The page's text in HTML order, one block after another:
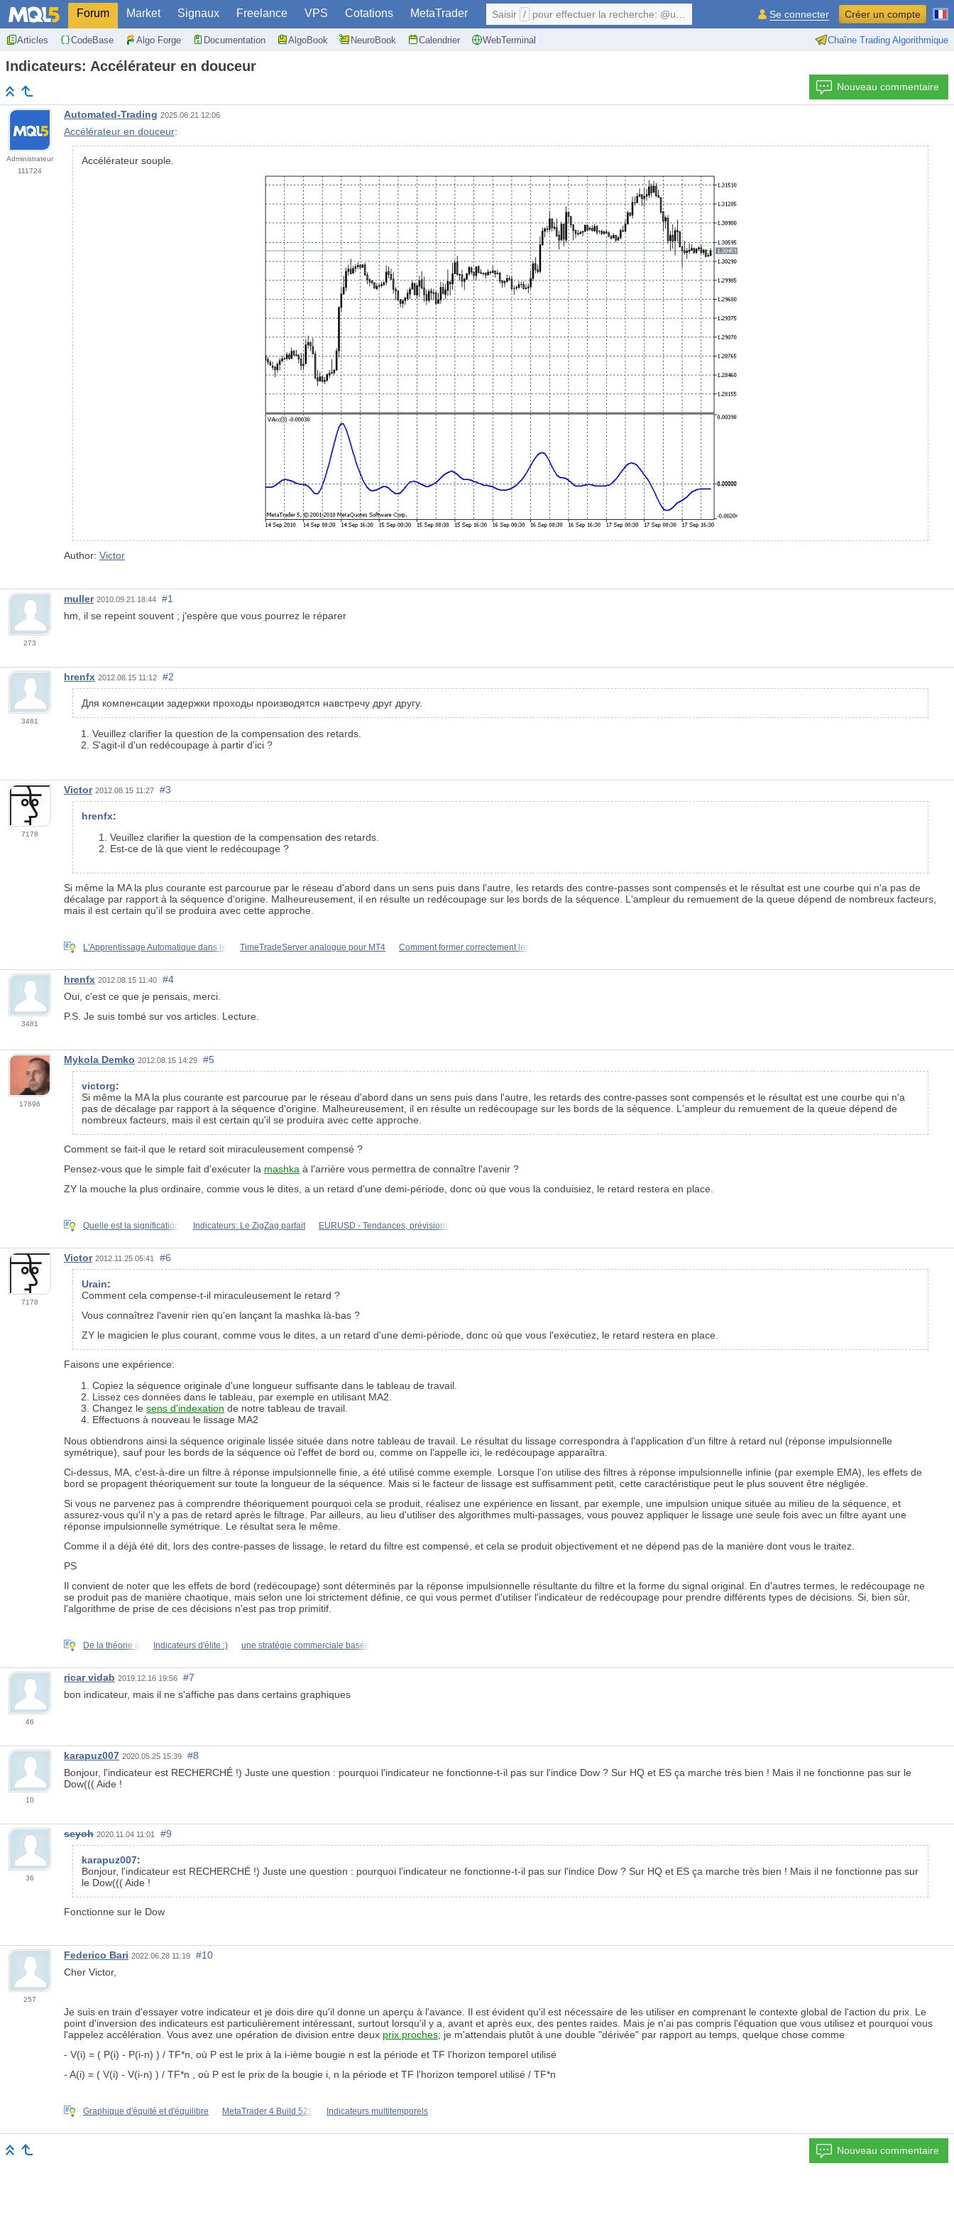
Forum Market Signaux Freelance VPS Cotations MetaTrader
Articles CodeBase Algo Forge Documentation AlgoBook NeuroBook Calendrier WebTerminal Chaîne Trading Algorithmique
Saisir / pour effectuer la recherche: @user, $symbol, ... Se connecter Créer un compte
Indicateurs: Accélérateur en douceur
Nouveau commentaire
Administrateur
111724
Automated-Trading 2025.06.21 12:06
Accélérateur en douceur:
Accélérateur souple.
Author: Victor
273
muller 2010.09.21 18:44
#1
hm, il se repeint souvent ; j'espère que vous pourrez le réparer
3481
hrenfx 2012.08.15 11:12 #2
Для компенсации задержки проходы производятся навстречу друг другу.
Veuillez clarifier la question de la compensation des retards.
S'agit-il d'un redécoupage à partir d'ici ?
7178
Victor 2012.08.15 11:27 #3
hrenfx:
Veuillez clarifier la question de la compensation des retards.
Est-ce de là que vient le redécoupage ?
Si même la MA la plus courante est parcourue par le réseau d'abord dans un sens puis dans l'autre, les retards des contre-passes sont compensés et le résultat est une courbe qui n'a pas de
décalage par rapport à la séquence d'origine. Malheureusement, il en résulte un redécoupage sur les bords de la séquence. L'ampleur du remuement de la queue dépend de nombreux facteurs,
mais il est certain qu'il se produira avec cette approche.
L'Apprentissage Automatique dans le TimeTradeServer analogue pour MT4 Comment former correctement les
3481
hrenfx 2012.08.15 11:40
#4
Oui, c'est ce que je pensais, merci.
P.S. Je suis tombé sur vos articles. Lecture.
17696
Mykola Demko 2012.08.15 14:29 #5
victorg:
Si même la MA la plus courante est parcourue par le réseau d'abord dans un sens puis dans l'autre, les retards des contre-passes sont compensés et le résultat est une courbe qui n'a
pas de décalage par rapport à la séquence d'origine. Malheureusement, il en résulte un redécoupage sur les bords de la séquence. L'ampleur du remuement de la queue dépend de
nombreux facteurs, mais il est certain qu'il se produira avec cette approche.
Comment se fait-il que le retard soit miraculeusement compensé ?
Pensez-vous que le simple fait d'exécuter la mashka à l'arrière vous permettra de connaître l'avenir ?
ZY la mouche la plus ordinaire, comme vous le dites, a un retard d'une demi-période, donc où que vous la conduisiez, le retard restera en place.
Quelle est la signification Indicateurs: Le ZigZag parfait EURUSD - Tendances, prévisions
7178
Victor 2012.11.25 05:41 #6
Urain:
Comment cela compense-t-il miraculeusement le retard ?
Vous connaîtrez l'avenir rien qu'en lançant la mashka là-bas ?
ZY le magicien le plus courant, comme vous le dites, a un retard d'une demi-période, donc où que vous l'exécutiez, le retard restera en place.
Faisons une expérience:
Copiez la séquence originale d'une longueur suffisante dans le tableau de travail.
Lissez ces données dans le tableau, par exemple en utilisant MA2.
Changez le sens d'indexation de notre tableau de travail.
Effectuons à nouveau le lissage MA2
Nous obtiendrons ainsi la séquence originale lissée située dans notre tableau de travail. Le résultat du lissage correspondra à l'application d'un filtre à retard nul (réponse impulsionnelle
symétrique), sauf pour les bords de la séquence où l'effet de bord ou, comme on l'appelle ici, le redécoupage apparaîtra.
Ci-dessus, MA, c'est-à-dire un filtre à réponse impulsionnelle finie, a été utilisé comme exemple. Lorsque l'on utilise des filtres à réponse impulsionnelle infinie (par exemple EMA), les effets de
bord se propagent théoriquement sur toute la longueur de la séquence. Mais si le facteur de lissage est suffisamment petit, cette caractéristique peut le plus souvent être négligée.
Si vous ne parvenez pas à comprendre théoriquement pourquoi cela se produit, réalisez une expérience en lissant, par exemple, une impulsion unique située au milieu de la séquence, et
assurez-vous qu'il n'y a pas de retard après le filtrage. Par ailleurs, au lieu d'utiliser des algorithmes multi-passages, vous pouvez appliquer le lissage une seule fois avec un filtre ayant une
réponse impulsionnelle symétrique. Le résultat sera le même.
Comme il a déjà été dit, lors des contre-passes de lissage, le retard du filtre est compensé, et cela se produit objectivement et ne dépend pas de la manière dont vous le traitez.
PS
Il convient de noter que les effets de bord (redécoupage) sont déterminés par la réponse impulsionnelle résultante du filtre et la forme du signal original. En d'autres termes, le redécoupage ne
se produit pas de manière chaotique, mais selon une loi strictement définie, ce qui vous permet d'utiliser l'indicateur de redécoupage pour prendre différents types de décisions. Si, bien sûr,
l'algorithme de prise de ces décisions n'est pas trop primitif.
De la théorie à Indicateurs d'élite :) une stratégie commerciale basée
46
ricar vidab 2019.12.16 19:56
#7
bon indicateur, mais il ne s'affiche pas dans certains graphiques
10
karapuz007 2020.05.25 15:39
#8
Bonjour, l'indicateur est RECHERCHÉ !) Juste une question : pourquoi l'indicateur ne fonctionne-t-il pas sur l'indice Dow ? Sur HQ et ES ça marche très bien ! Mais il ne fonctionne pas sur le
Dow((( Aide !
36
seyoh 2020.11.04 11:01 #9
karapuz007:
Bonjour, l'indicateur est RECHERCHÉ !) Juste une question : pourquoi l'indicateur ne fonctionne-t-il pas sur l'indice Dow ? Sur HQ et ES ça marche très bien ! Mais il ne fonctionne pas sur
le Dow((( Aide !
Fonctionne sur le Dow
257
Federico Bari 2022.06.28 11:19
#10
Cher Victor,
Je suis en train d'essayer votre indicateur et je dois dire qu'il donne un aperçu à l'avance. Il est évident qu'il est nécessaire de les utiliser en comprenant le contexte global de l'action du prix. Le
point d'inversion des indicateurs est particulièrement intéressant, surtout lorsqu'il y a, avant et après eux, des pentes raides. Mais je n'ai pas compris l'équation que vous utilisez et pourquoi vous
l'appelez accélération. Vous avez une opération de division entre deux prix proches; je m'attendais plutôt à une double "dérivée" par rapport au temps, quelque chose comme
- V(i) = ( P(i) - P(i-n) ) / TF*n, où P est le prix à la i-ième bougie n est la période et TF l'horizon temporel utilisé
- A(i) = ( V(i) - V(i-n) ) / TF*n où P est le prix de la bougie i , n la période et TF l'horizon temporel utilisé / TF*n
Graphique d'équité et d'équilibre MetaTrader 4 Build 529 Indicateurs multitemporels
Nouveau commentaire